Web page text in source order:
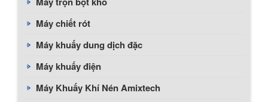
Máy chiết rót
Máy khuấy dung dịch đặc
Máy khuấy điện
Máy Khuấy Khí Nén Amixtech